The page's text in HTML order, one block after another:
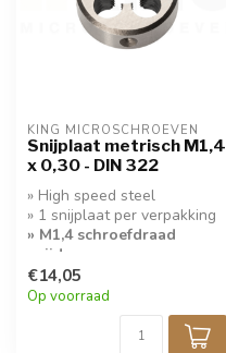
KING MICROSCHROEVEN
Snijplaat metrisch M1,4
x 0,30 - DIN 322
» High speed steel
» 1 snijplaat per verpakking
» M1,4 schroefdraad
snijden
€14,05
Op voorraad